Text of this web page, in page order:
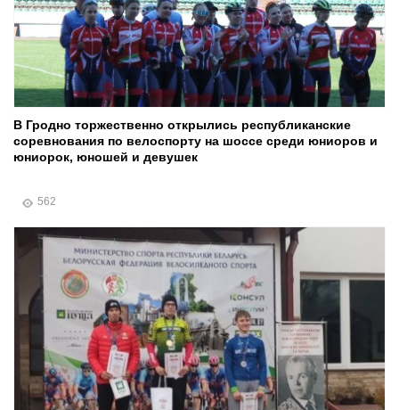
В Гродно торжественно открылись республиканские
соревнования по велоспорту на шоссе среди юниоров и
юниорок, юношей и девушек
562